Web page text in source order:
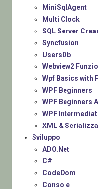
MiniSqlAgent
Multi Clock
SQL Server
Syncfusion
UsersDb
Webview2
Wpf Basics with
WPF Beginners
WPF Beginners
WPF
XML &
Sviluppo
ADO.Net
C#
CodeDom
Console